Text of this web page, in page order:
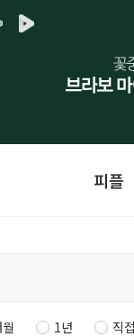
피플
1년 직